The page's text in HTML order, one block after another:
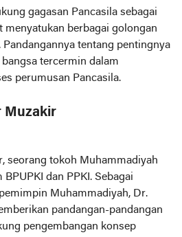
gagasan Pancasila sebagai
menyatukan berbagai golongan
Pandangannya tentang pentingnya
tercermin dalam
perumusan Pancasila.
Muzakir
seorang tokoh Muhammadiyah
dan PPKI. Sebagai
Muhammadiyah, Dr.
pandangan-pandangan
pengembangan konsep